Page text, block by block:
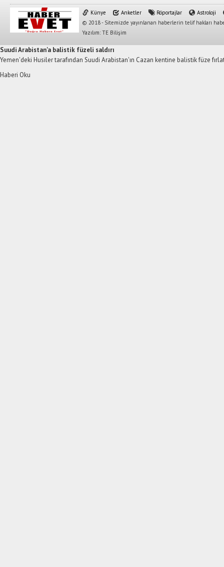
Künye Anketler Röportajlar
Astroloji
© 2018 - Sitemizde yayınlanan haberlerin telif hakları
Yazılım: TE Bilişim
Suudi Arabistan'a balistik füzeli saldırı
Yemen'deki Husiler tarafından Suudi Arabistan'ın Cazan kentine balistik füze
Haberi Oku